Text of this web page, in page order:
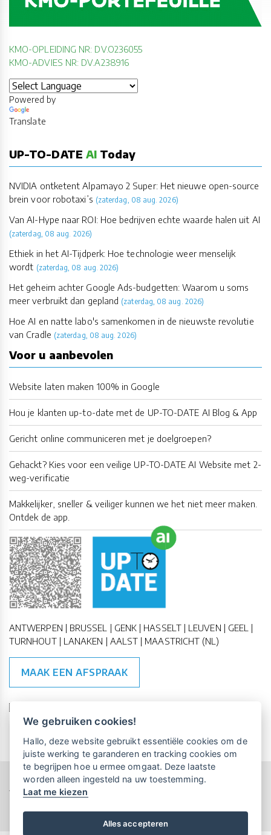
KMO-OPLEIDING NR: DV.O236055
KMO-ADVIES NR: DV.A238916
Powered by
Translate
UP-TO-DATE AI Today
NVIDIA ontketent Alpamayo 2 Super: Het nieuwe open-source
brein voor robotaxi’s (zaterdag, 08 aug. 2026)
Van AI-Hype naar ROI: Hoe bedrijven echte waarde halen uit AI
(zaterdag, 08 aug. 2026)
Ethiek in het AI-Tijdperk: Hoe technologie weer menselijk
wordt (zaterdag, 08 aug. 2026)
Het geheim achter Google Ads-budgetten: Waarom u soms
meer verbruikt dan gepland (zaterdag, 08 aug. 2026)
Hoe AI en natte labo's samenkomen in de nieuwste revolutie
van Cradle (zaterdag, 08 aug. 2026)
Voor u aanbevolen
Website laten maken 100% in Google
Hou je klanten up-to-date met de UP-TO-DATE AI Blog & App
Gericht online communiceren met je doelgroepen?
Gehackt? Kies voor een veilige UP-TO-DATE AI Website met 2-
weg-verificatie
Makkelijker, sneller & veiliger kunnen we het niet meer maken.
Ontdek de app.
ANTWERPEN | BRUSSEL | GENK | HASSELT | LEUVEN | GEEL |
TURNHOUT | LANAKEN | AALST | MAASTRICHT (NL)
MAAK EEN AFSPRAAK
🇪🇺 🇧🇪
Copyright All Rights Reserved © 2015-2026 UP-TO-DATE
WebDesign
Privacy & Cookies
Locations Algemene Voorwaarden
We gebruiken cookies!
Hallo, deze website gebruikt essentiële cookies om de
juiste werking te garanderen en tracking cookies om
te begrijpen hoe u ermee omgaat. Deze laatste
worden alleen ingesteld na uw toestemming.
Laat me kiezen
Alles accepteren
Vrijblijvende kennismaking?Boek
een persoonlijke demo.
Maandelijks gratis opleidingen